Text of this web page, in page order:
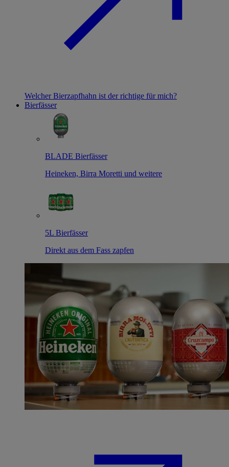
Welcher Bierzapfhahn ist der richtige für mich?
Bierfässer
BLADE Bierfässer
Heineken, Birra Moretti und weitere
5L Bierfässer
Direkt aus dem Fass zapfen